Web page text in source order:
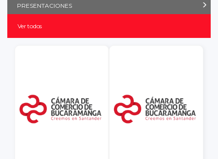
PRESENTACIONES
Ver todos